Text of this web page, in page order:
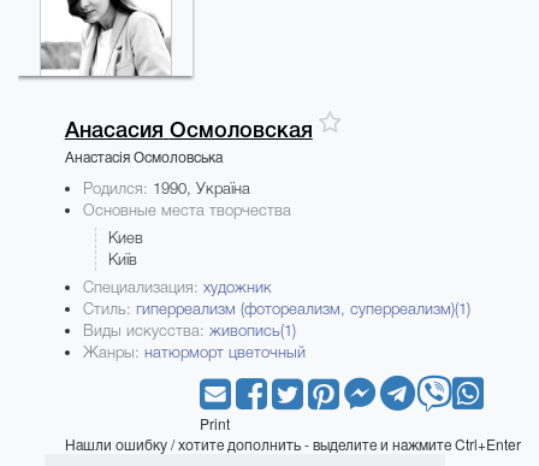
Анасасия Осмоловская
Анастасія Осмоловська
Родился: 1990, Україна
Основные места творчества
Киев
Київ
Специализация: художник
Стиль: гиперреализм (фотореализм, суперреализм)(1)
Виды искусства: живопись(1)
Жанры: натюрморт цветочный
Print
Нашли ошибку / хотите дополнить - выделите и нажмите Ctrl+Enter